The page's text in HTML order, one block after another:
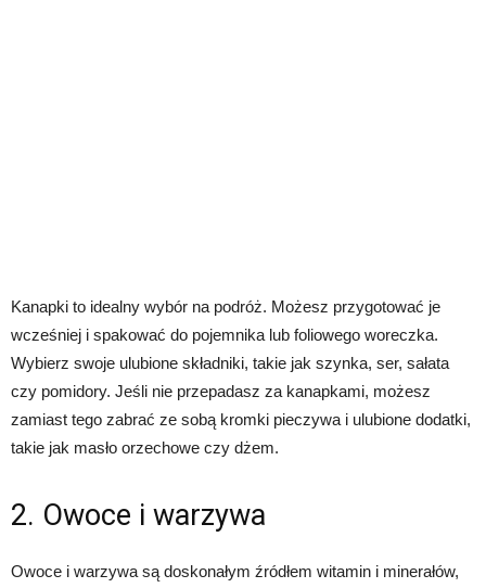
Kanapki to idealny wybór na podróż. Możesz przygotować je
wcześniej i spakować do pojemnika lub foliowego woreczka.
Wybierz swoje ulubione składniki, takie jak szynka, ser, sałata
czy pomidory. Jeśli nie przepadasz za kanapkami, możesz
zamiast tego zabrać ze sobą kromki pieczywa i ulubione dodatki,
takie jak masło orzechowe czy dżem.
2. Owoce i warzywa
Owoce i warzywa są doskonałym źródłem witamin i minerałów,